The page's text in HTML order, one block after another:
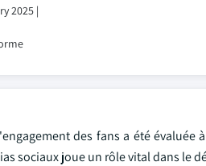
2025 |
des fans a été évaluée
sociaux joue un rôle vital dans le